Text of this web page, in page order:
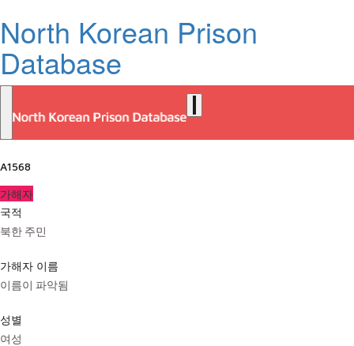
North Korean Prison
Database
A1568
가해자
국적
북한 주민
가해자 이름
이름이 파악됨
성별
여성